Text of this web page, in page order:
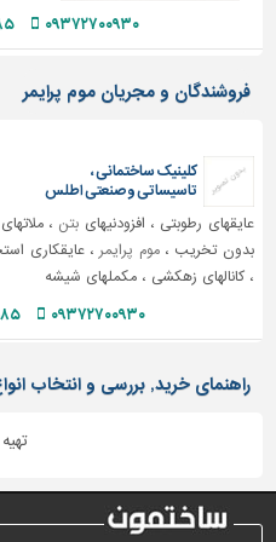
دیوارپوش،
سنگ
ابزار،یراق
و
ماشین
آلات
برقی،روشنایی،ایمنی
سازی
ساخت
و
ساز
۰۹۳۷۲۷۰۰۹۳۰
فروشندگان و مجریان موم پرایمر
کلینیک ساختمانی ،
تاسیساتی و صنعتی اطلس
عایقهای رطوبتی ، افزودنیهای بتن ،
بدون تخریب ،موم پرایمر ، عایقکاری
، کانالهای زهکشی ، مکملهای شیشه
۰۹۳۷۲۷۰۰۹۳۰
راهنمای خرید, بررسی و انتخاب